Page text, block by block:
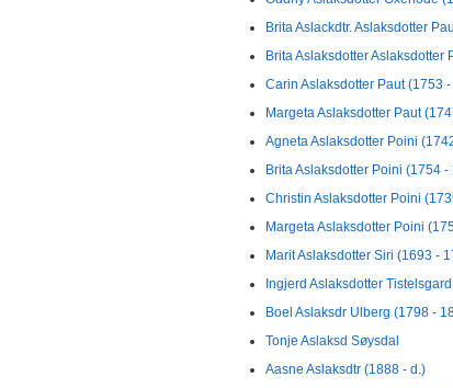
Brita Aslackdtr. Aslaksdotter
Brita Aslaksdotter Aslaksdotter
Carin Aslaksdotter Paut (1753 -
Margeta Aslaksdotter Paut
Agneta Aslaksdotter Poini
Brita Aslaksdotter Poini (1754 -
Christin Aslaksdotter Poini
Margeta Aslaksdotter Poini
Marit Aslaksdotter Siri (1693 -
Ingjerd Aslaksdotter
Boel Aslaksdr Ulberg (1798 -
Tonje Aslaksd Søysdal
Aasne Aslaksdtr (1888 - d.)